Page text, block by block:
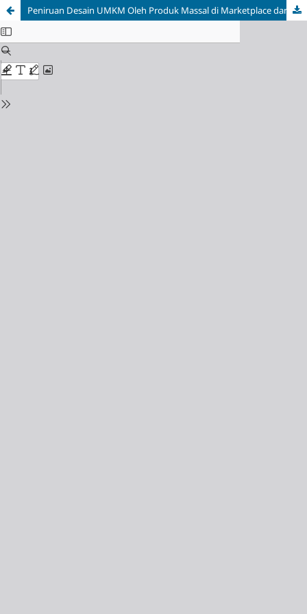
Peniruan Desain UMKM Oleh Produk Massal di Marketplace dan Tanggapan Perlindungan Hukum Menurut UU 31/2000